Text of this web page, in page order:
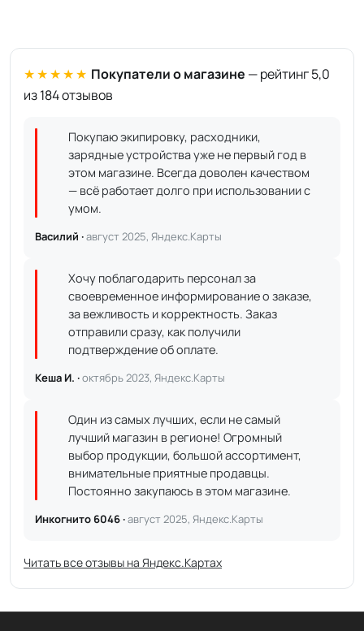
★★★★★ Покупатели о магазине — рейтинг 5,0
из 184 отзывов
Покупаю экипировку, расходники,
зарядные устройства уже не первый год в
этом магазине. Всегда доволен качеством
— всё работает долго при использовании с
умом.
Василий ·август 2025, Яндекс.Карты
Хочу поблагодарить персонал за
своевременное информирование о заказе,
за вежливость и корректность. Заказ
отправили сразу, как получили
подтверждение об оплате.
Кеша И. ·октябрь 2023, Яндекс.Карты
Один из самых лучших, если не самый
лучший магазин в регионе! Огромный
выбор продукции, большой ассортимент,
внимательные приятные продавцы.
Постоянно закупаюсь в этом магазине.
Инкогнито 6046 ·август 2025, Яндекс.Карты
Читать все отзывы на Яндекс.Картах